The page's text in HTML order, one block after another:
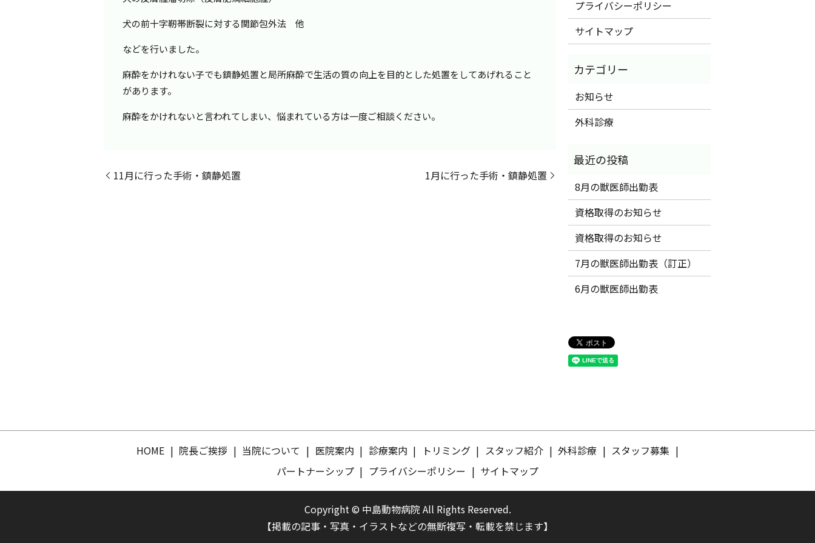
犬の前十字靭帯断裂に対する関節包外法 他
などを行いました。
麻酔をかけれない子でも鎮静処置と局所麻酔で生活の質の向上を目的とした処置をしてあげれること
があります。
麻酔をかけれないと言われてしまい、悩まれている方は一度ご相談ください。
11月に行った手術・鎮静処置 1月に行った手術・鎮静処置
プライバシーポリシー
サイトマップ
お知らせ
外科診療
8月の獣医師出勤表
資格取得のお知らせ
資格取得のお知らせ
7月の獣医師出勤表（訂正）
6月の獣医師出勤表
HOME 院長ご挨拶 当院について 医院案内 診療案内 トリミング スタッフ紹介 外科診療
スタッフ募集
パートナーシップ
プライバシーポリシー サイトマップ
Copyright © 中島動物病院 All Rights Reserved.
【掲載の記事・写真・イラストなどの無断複写・転載を禁じます】